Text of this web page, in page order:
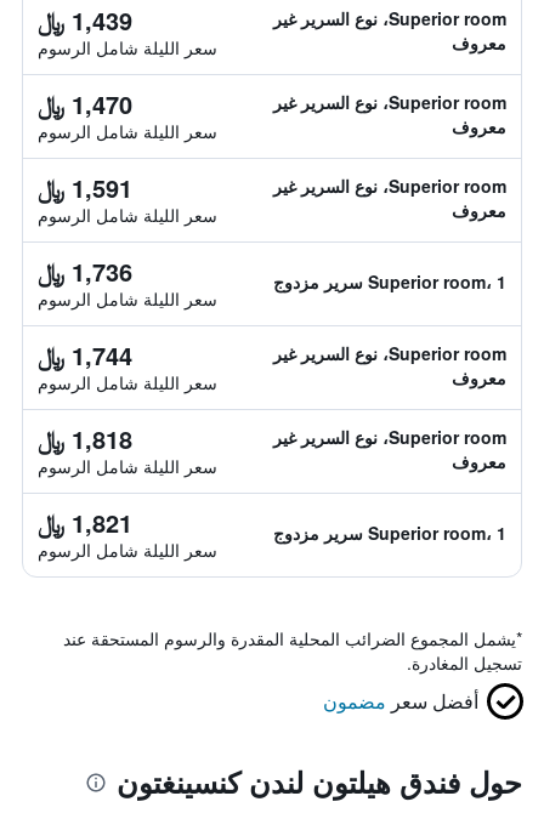
Superior room، نوع السرير غير
معروف
1,439 ﷼
سعر الليلة شامل الرسوم
Superior room، نوع السرير غير
معروف
1,470 ﷼
سعر الليلة شامل الرسوم
Superior room، نوع السرير غير
معروف
1,591 ﷼
سعر الليلة شامل الرسوم
Superior room، 1 سرير مزدوج 1,736 ﷼
سعر الليلة شامل الرسوم
Superior room، نوع السرير غير
معروف
1,744 ﷼
سعر الليلة شامل الرسوم
Superior room، نوع السرير غير
معروف
1,818 ﷼
سعر الليلة شامل الرسوم
Superior room، 1 سرير مزدوج 1,821 ﷼
سعر الليلة شامل الرسوم
*يشمل المجموع الضرائب المحلية المقدرة والرسوم المستحقة عند
تسجيل المغادرة.
أفضل سعر مضمون
حول فندق هيلتون لندن كنسينغتون